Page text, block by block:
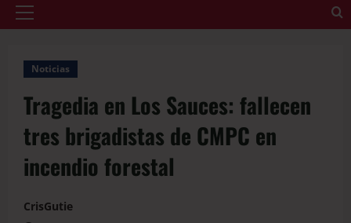
Noticias
Tragedia en Los Sauces: fallecen
tres brigadistas de CMPC en
incendio forestal
CrisGutie